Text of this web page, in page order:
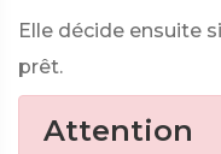
Elle décide ensuite
prêt.
Attention